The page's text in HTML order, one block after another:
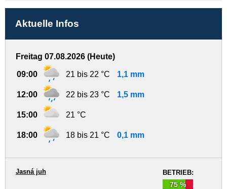
Aktuelle Infos
Freitag 07.08.2026 (Heute)
09:00 21 bis 22 °C 1,1 mm
12:00 22 bis 23 °C 1,5 mm
15:00 21 °C
18:00 18 bis 21 °C 0,1 mm
BETRIEB:
75 %
Jasná juh